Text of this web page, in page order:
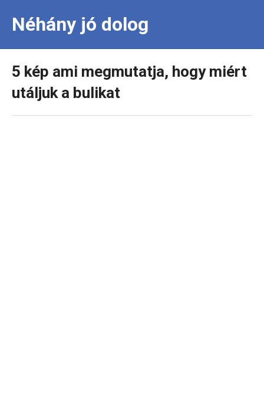
Néhány jó dolog
5 kép ami megmutatja, hogy miért
utáljuk a bulikat